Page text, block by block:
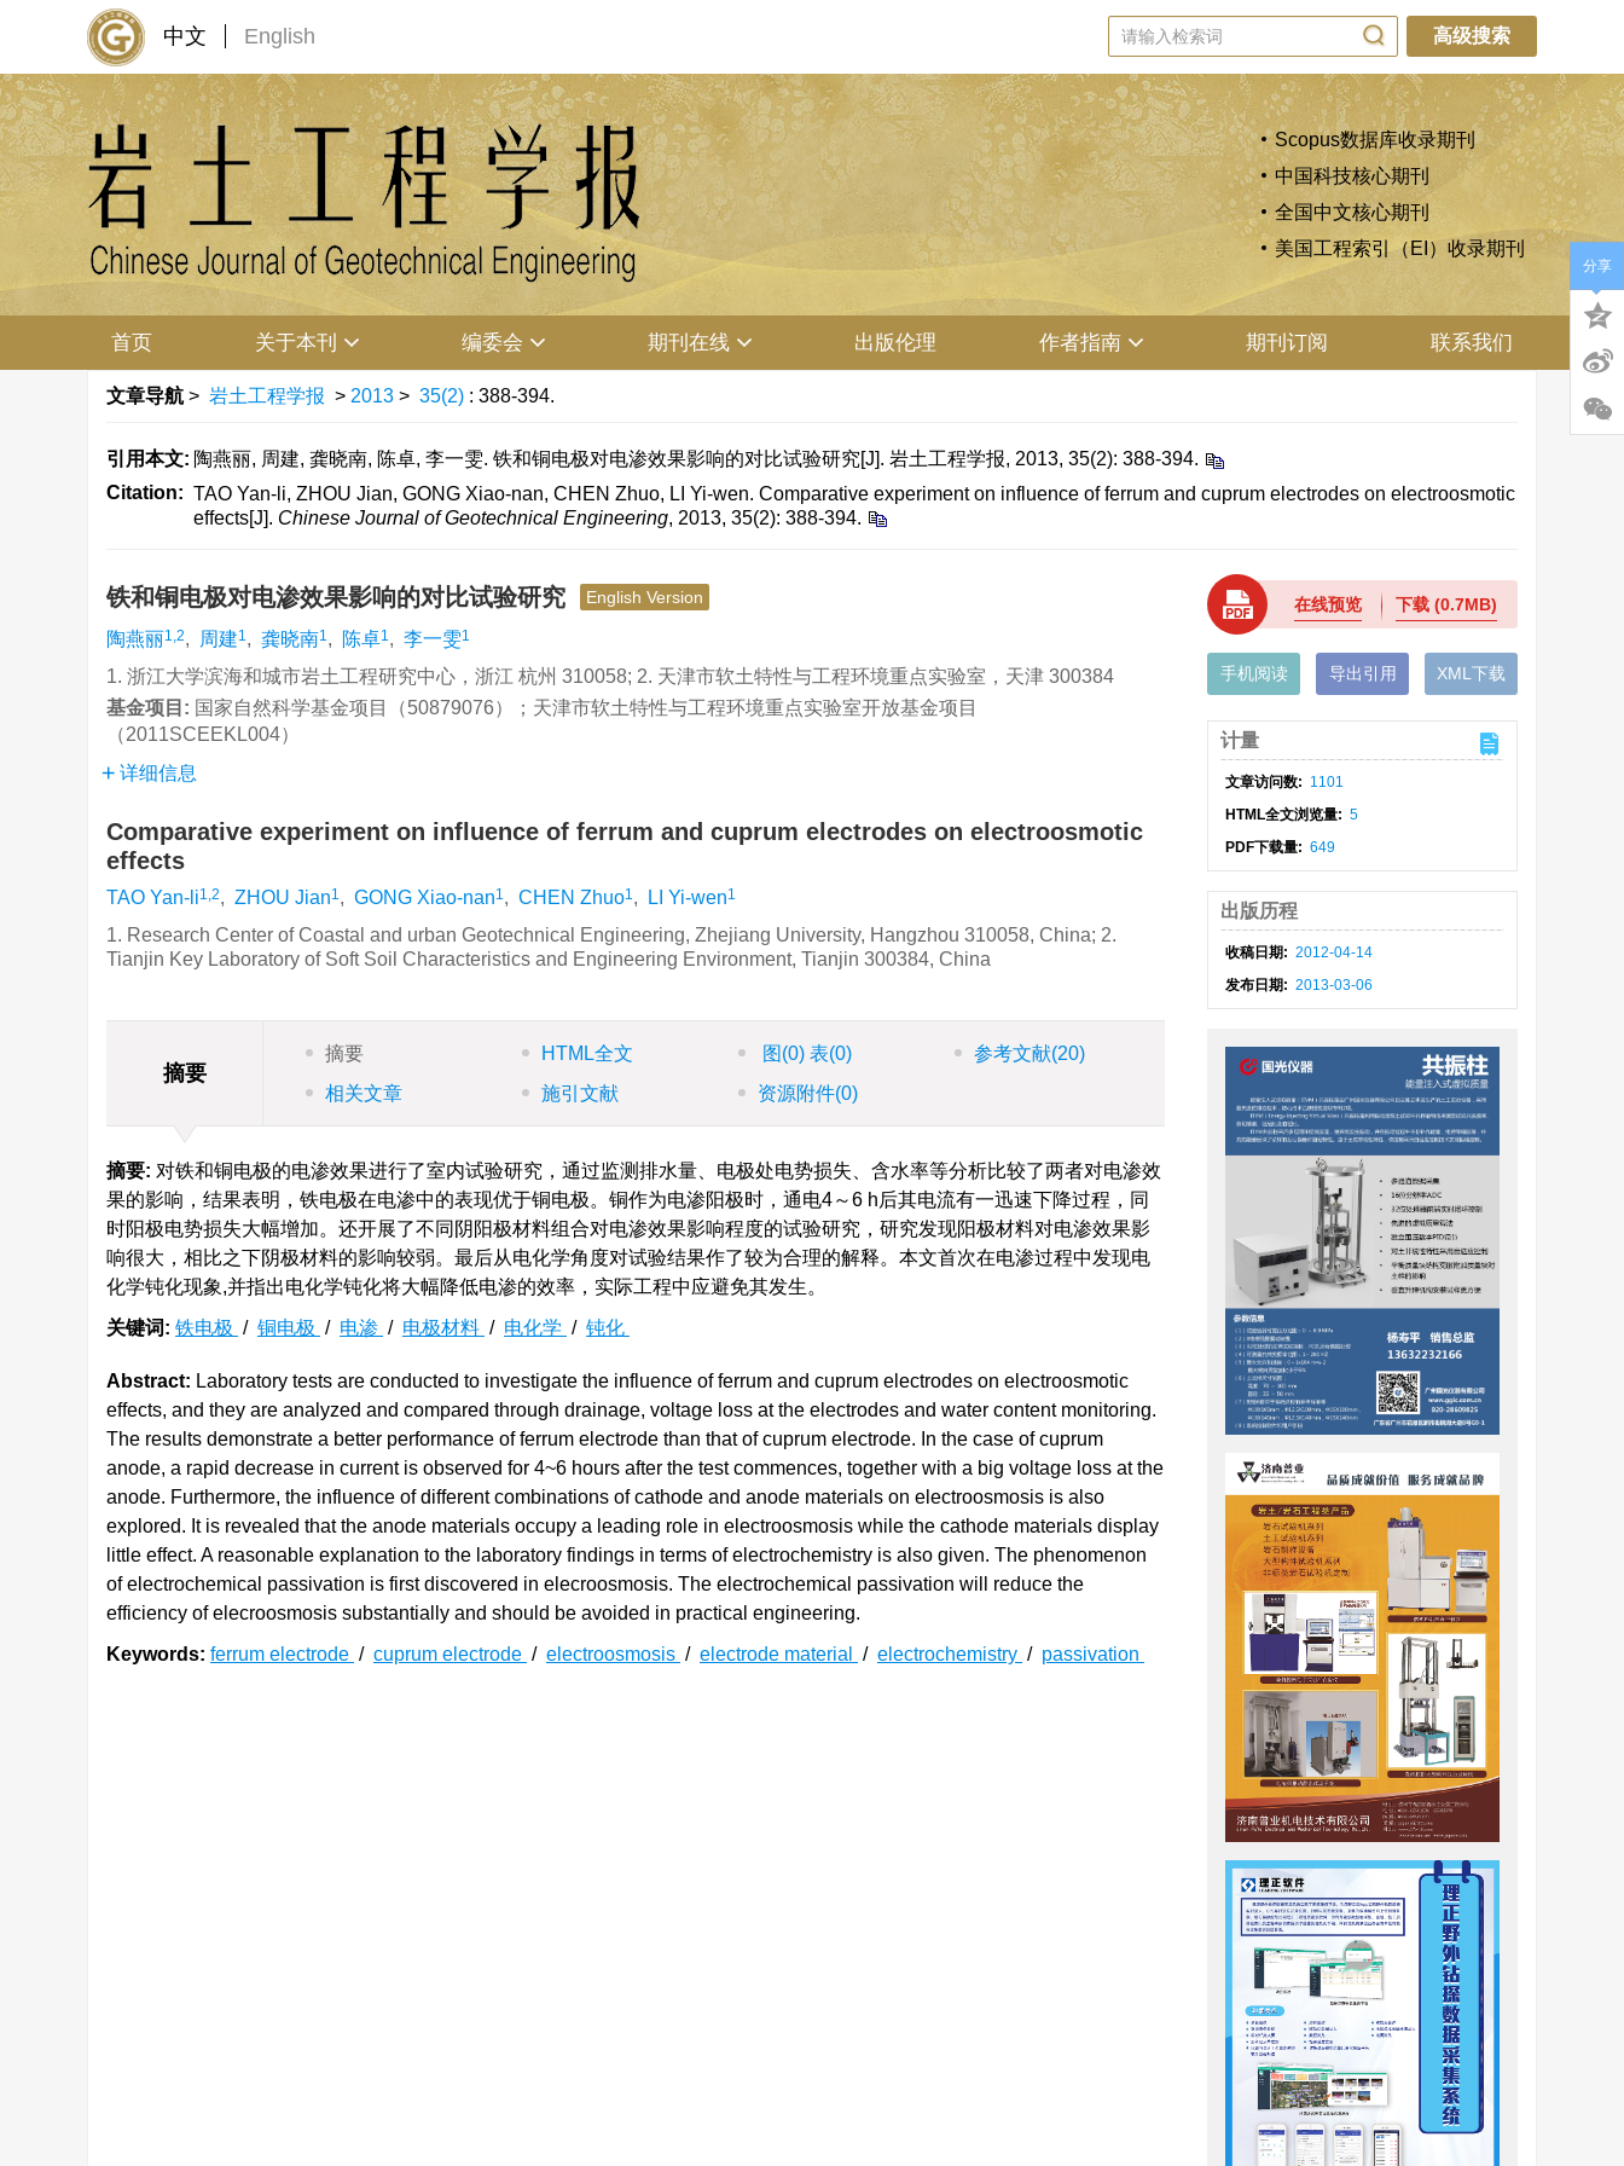
中文 English 高级搜索
Scopus数据库收录期刊
中国科技核心期刊
全国中文核心期刊
美国工程索引（EI）收录期刊
首页 关于本刊 编委会 期刊在线 出版伦理 作者指南 期刊订阅 联系我们
文章导航 > 岩土工程学报 > 2013 > 35(2) : 388-394.
引用本文: 陶燕丽, 周建, 龚晓南, 陈卓, 李一雯. 铁和铜电极对电渗效果影响的对比试验研究[J]. 岩土工程学报, 2013, 35(2): 388-394.
Citation: TAO Yan-li, ZHOU Jian, GONG Xiao-nan, CHEN Zhuo, LI Yi-wen. Comparative experiment on influence of ferrum and cuprum electrodes on electroosmotic
effects[J]. Chinese Journal of Geotechnical Engineering, 2013, 35(2): 388-394.
铁和铜电极对电渗效果影响的对比试验研究 English Version
陶燕丽1,2, 周建1, 龚晓南1, 陈卓1, 李一雯1
1. 浙江大学滨海和城市岩土工程研究中心，浙江 杭州 310058; 2. 天津市软土特性与工程环境重点实验室，天津 300384
基金项目: 国家自然科学基金项目（50879076）；天津市软土特性与工程环境重点实验室开放基金项目
（2011SCEEKL004）
详细信息
Comparative experiment on influence of ferrum and cuprum electrodes on electroosmotic
effects
TAO Yan-li1,2, ZHOU Jian1, GONG Xiao-nan1, CHEN Zhuo1, LI Yi-wen1
1. Research Center of Coastal and urban Geotechnical Engineering, Zhejiang University, Hangzhou 310058, China; 2.
Tianjin Key Laboratory of Soft Soil Characteristics and Engineering Environment, Tianjin 300384, China
摘要
摘要 HTML全文 图 (0) 表(0) 参考文献(20)
相关文章
施引文献 资源附件(0)
摘要: 对铁和铜电极的电渗效果进行了室内试验研究，通过监测排水量、电极处电势损失、含水率等分析比较了两者对电渗效
果的影响，结果表明，铁电极在电渗中的表现优于铜电极。铜作为电渗阳极时，通电4～6 h后其电流有一迅速下降过程，同
时阳极电势损失大幅增加。还开展了不同阴阳极材料组合对电渗效果影响程度的试验研究，研究发现阳极材料对电渗效果影
响很大，相比之下阴极材料的影响较弱。最后从电化学角度对试验结果作了较为合理的解释。本文首次在电渗过程中发现电
化学钝化现象,并指出电化学钝化将大幅降低电渗的效率，实际工程中应避免其发生。
关键词: 铁电极 / 铜电极 / 电渗 / 电极材料 / 电化学 / 钝化
Abstract: Laboratory tests are conducted to investigate the influence of ferrum and cuprum electrodes on electroosmotic
effects, and they are analyzed and compared through drainage, voltage loss at the electrodes and water content monitoring.
The results demonstrate a better performance of ferrum electrode than that of cuprum electrode. In the case of cuprum
anode, a rapid decrease in current is observed for 4~6 hours after the test commences, together with a big voltage loss at the
anode. Furthermore, the influence of different combinations of cathode and anode materials on electroosmosis is also
explored. It is revealed that the anode materials occupy a leading role in electroosmosis while the cathode materials display
little effect. A reasonable explanation to the laboratory findings in terms of electrochemistry is also given. The phenomenon
of electrochemical passivation is first discovered in elecroosmosis. The electrochemical passivation will reduce the
efficiency of elecroosmosis substantially and should be avoided in practical engineering.
Keywords: ferrum electrode / cuprum electrode / electroosmosis / electrode material / electrochemistry / passivation
在线预览 下载(0.7MB)
手机阅读 导出引用 XML下载
计量
文章访问数: 1101
HTML全文浏览量: 5
PDF下载量: 649
出版历程
收稿日期: 2012-04-14
发布日期: 2013-03-06
分享